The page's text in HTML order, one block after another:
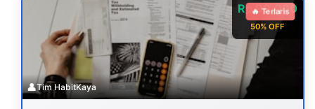
Rp 99.000
50% OFF
🔥 Terlaris
👤Tim HabitKaya